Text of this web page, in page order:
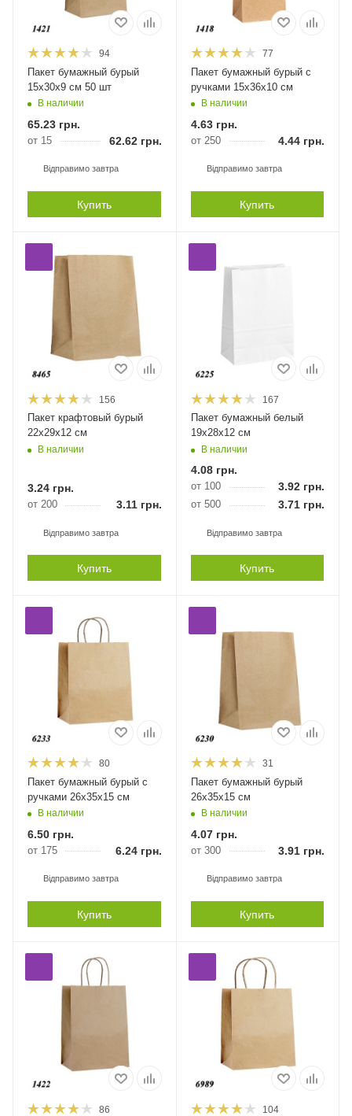
94
Пакет бумажный бурый
15х30х9 см 50 шт
В наличии
65.23 грн.
от 15 62.62 грн.
Відправимо завтра
Купить
77
Пакет бумажный бурый с
ручками 15х36х10 см
В наличии
4.63грн.
от 250 4.44 грн.
Відправимо завтра
Купить
156
Пакет крафтовый бурый
22х29х12 см
В наличии
3.24 грн.
от 200 3.11грн.
Відправимо завтра
Купить
167
Пакет бумажный белый
19х28х12 см
В наличии
4.08грн.
от 100 3.92 грн.
от 500 3.71 грн.
Відправимо завтра
Купить
80
Пакет бумажный бурый с
ручками 26х35х15 см
В наличии
6.50 грн.
от 175 6.24грн.
Відправимо завтра
Купить
31
Пакет бумажный бурый
26х35х15 см
В наличии
4.07грн.
от 300 3.91 грн.
Відправимо завтра
Купить
86 104